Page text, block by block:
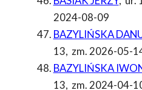
2024-08-09
BAZYLIŃSKA
13, zm. 2026-05-
BAZYLIŃSKA
13, zm. 2024-04-